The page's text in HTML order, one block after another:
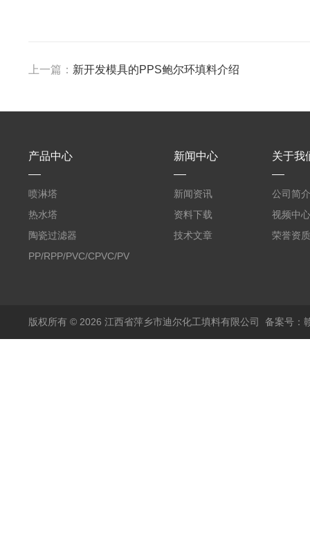
上一篇： 新开发模具的PPS鲍尔环填料介绍
产品中心
喷淋塔
热水塔
陶瓷过滤器
PP/RPP/PVC/CPVC/PVDF
新闻中心
新闻资讯
资料下载
技术文章
关于我
公司简介
视频中心
荣誉资质
版权所有 © 2026 江西省萍乡市迪尔化工填料有限公司 备案号：